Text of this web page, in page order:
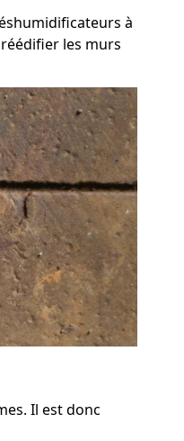
à
les murs
Il est donc